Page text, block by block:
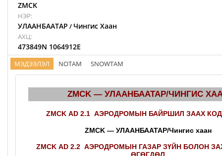
ZMCK
НЭР:
УЛААНБААТАР / Чингис Хаан
АХЦ:
473849N 1064912E
МЭДЭЭЛЭЛ NOTAM SNOWTAM